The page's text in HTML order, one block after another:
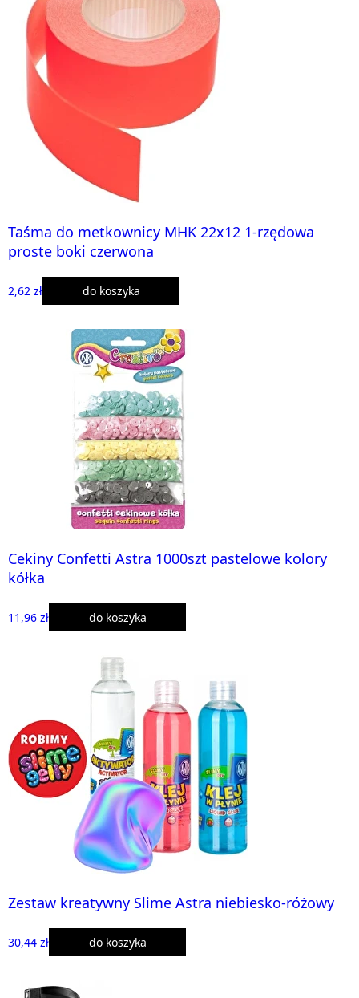
Taśma do metkownicy MHK 22x12 1-rzędowa
proste boki czerwona
2,62 zł do koszyka
Cekiny Confetti Astra 1000szt pastelowe kolory
kółka
11,96 zł do koszyka
Zestaw kreatywny Slime Astra niebiesko-różowy
30,44 zł do koszyka